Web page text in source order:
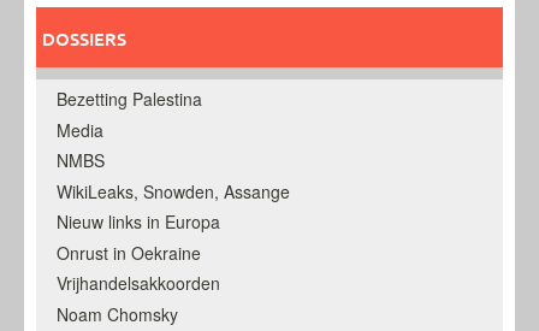
DOSSIERS
Bezetting Palestina
Media
NMBS
WikiLeaks, Snowden, Assange
Nieuw links in Europa
Onrust in Oekraine
Vrijhandelsakkoorden
Noam Chomsky